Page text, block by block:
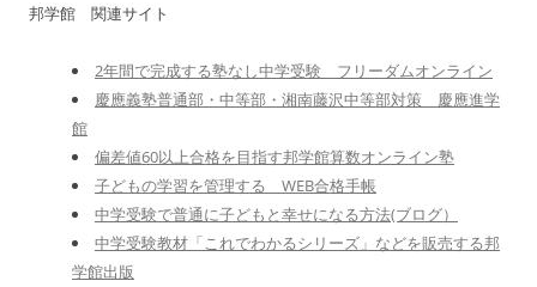
邦学館 関連サイト
2年間で完成する塾なし中学受験 フリーダムオンライン
慶應義塾普通部・中等部・湘南藤沢中等部対策 慶應進学
館
偏差値60以上合格を目指す邦学館算数オンライン塾
子どもの学習を管理する WEB合格手帳
中学受験で普通に子どもと幸せになる方法(ブログ）
中学受験教材「これでわかるシリーズ」などを販売する邦
学館出版